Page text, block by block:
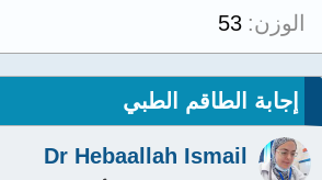
الوزن 53
إجابة الطاقم الطبي
Dr Hebaallah Ismail